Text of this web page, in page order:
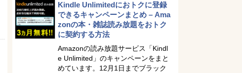
Kindle Unlimitedにおトクに登録
できるキャンペーンまとめ – Ama
zonの本・雑誌読み放題をおトク
に契約する方法
Amazonの読み放題サービス「Kindl
e Unlimited」のキャンペーンをまと
めています。12月1日までブラック